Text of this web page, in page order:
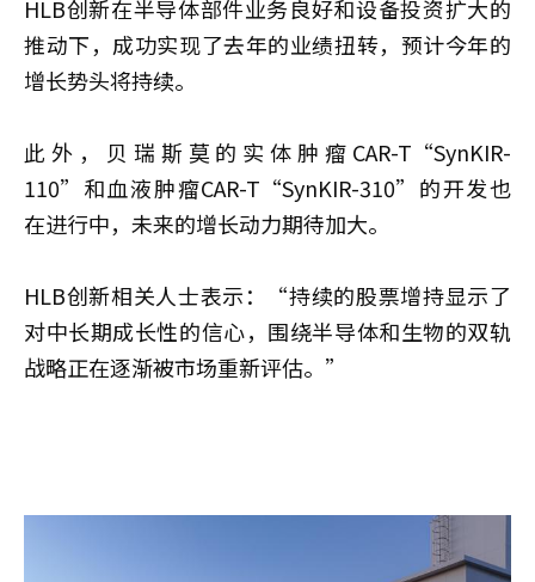
HLB创新在半导体部件业务良好和设备投资扩大的
推动下，成功实现了去年的业绩扭转，预计今年的
增长势头将持续。
此外，贝瑞斯莫的实体肿瘤CAR-T“SynKIR-
110”和血液肿瘤CAR-T“SynKIR-310”的开发也
在进行中，未来的增长动力期待加大。
HLB创新相关人士表示：“持续的股票增持显示了
对中长期成长性的信心，围绕半导体和生物的双轨
战略正在逐渐被市场重新评估。”